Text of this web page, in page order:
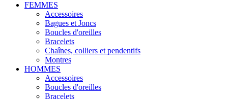
FEMMES
Accessoires
Bagues et Joncs
Boucles d'oreilles
Bracelets
Chaînes, colliers et pendentifs
Montres
HOMMES
Accessoires
Boucles d'oreilles
Bracelets